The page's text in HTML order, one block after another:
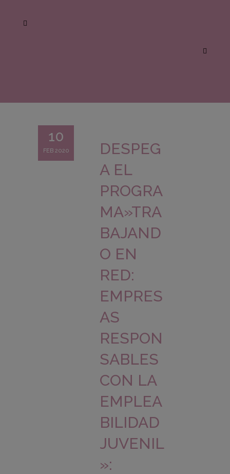
10
FEB 2020
DESPEG
A EL
PROGRA
MA»TRA
BAJAND
O EN
RED:
EMPRES
AS
RESPON
SABLES
CON LA
EMPLEA
BILIDAD
JUVENIL
»: